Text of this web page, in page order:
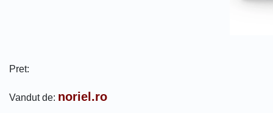
Pret:
Vandut de: noriel.ro